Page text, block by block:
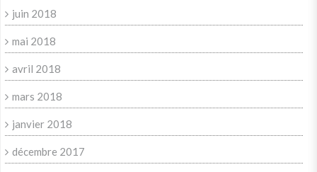
juin 2018
mai 2018
avril 2018
mars 2018
janvier 2018
décembre 2017